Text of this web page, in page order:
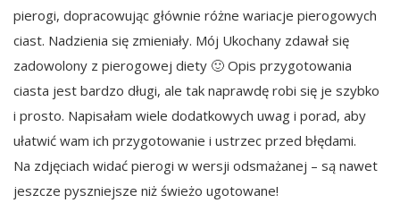
pierogi, dopracowując głównie różne wariacje pierogowych
ciast. Nadzienia się zmieniały. Mój Ukochany zdawał się
zadowolony z pierogowej diety 🙂 Opis przygotowania
ciasta jest bardzo długi, ale tak naprawdę robi się je szybko
i prosto. Napisałam wiele dodatkowych uwag i porad, aby
ułatwić wam ich przygotowanie i ustrzec przed błędami.
Na zdjęciach widać pierogi w wersji odsmażanej – są nawet
jeszcze pyszniejsze niż świeżo ugotowane!